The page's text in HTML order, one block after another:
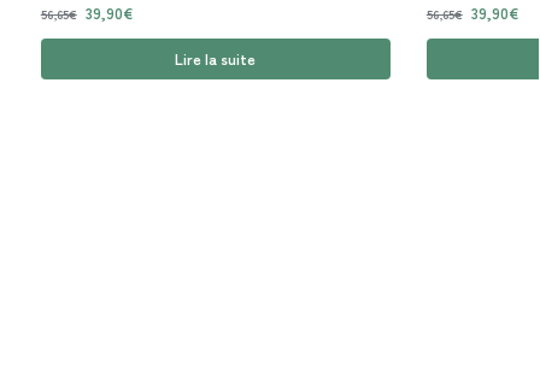
56,65€ 39,90€
Lire la suite
56,65€ 39,90€